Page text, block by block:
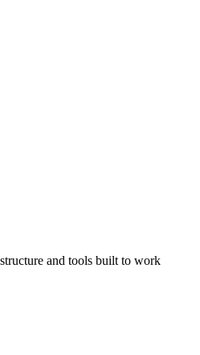
and tools built to work